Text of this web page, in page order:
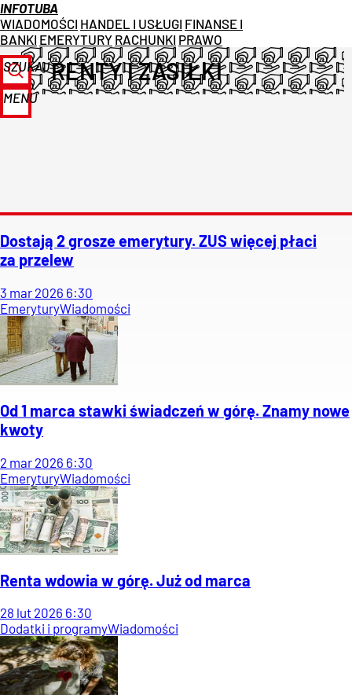
INFOTUBA
WIADOMOŚCI HANDEL I USŁUGI FINANSE I
BANKI EMERYTURY RACHUNKI PRAWO
SZUKAJ
MENU
RENTY I ZASIŁKI
Dostają 2 grosze emerytury. ZUS więcej płaci
za przelew
3 mar 2026 6:30
EmeryturyWiadomości
Od 1 marca stawki świadczeń w górę. Znamy nowe
kwoty
2 mar 2026 6:30
EmeryturyWiadomości
Renta wdowia w górę. Już od marca
28 lut 2026 6:30
Dodatki i programyWiadomości